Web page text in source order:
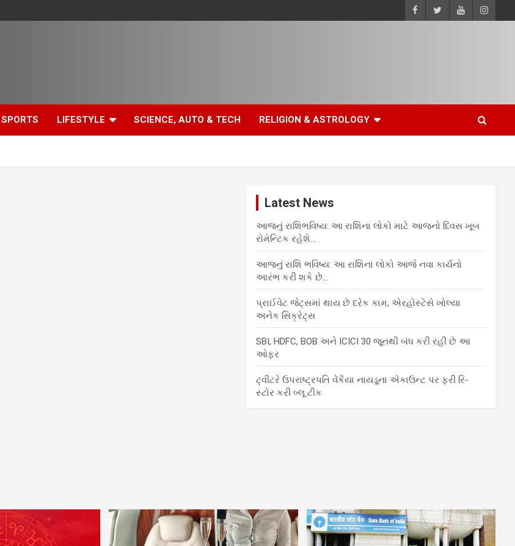
SPORTS LIFESTYLE SCIENCE, AUTO & TECH RELIGION & ASTROLOGY
Latest News
આજનું રાશિભવિષ્ય: આ રાશિના લોકો માટે આજનો દિવસ ખૂબ
રોમેન્ટિક રહેશે…
આજનું રાશિ ભવિષ્ય: આ રાશિના લોકો આજે નવા કાર્યનો
આરંભ કરી શકે છે…
પ્રાઈવેટ જેટ્સમાં થાય છે દરેક કામ, એરહોસ્ટેસે ખોલ્યા
અનેક સિક્રેટ્સ
SBI, HDFC, BOB અને ICICI 30 જૂનથી બંધ કરી રહી છે આ
ઓફર
ટ્વીટરે ઉપરાષ્ટ્રપતિ વેંકૈયા નાયડૂના એકાઉન્ટ પર ફરી રિ-
સ્ટોર કરી બ્લૂ ટીક